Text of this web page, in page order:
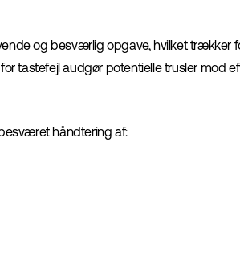
og besværlig opgave, hvilket trækker
tastefejl audgør potentielle trusler mod
håndtering af: